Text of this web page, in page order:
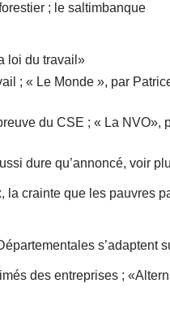
; le saltimbanque
loi du travail»
; « Le Monde », par
du CSE ; « La NVO»,
dure qu’annoncé, voir
la crainte que les pauvres
s’adaptent
des entreprises ;